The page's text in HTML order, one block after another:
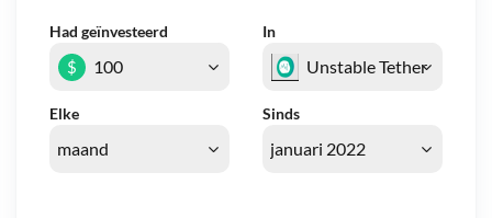
Had geïnvesteerd In
Elke Sinds
$